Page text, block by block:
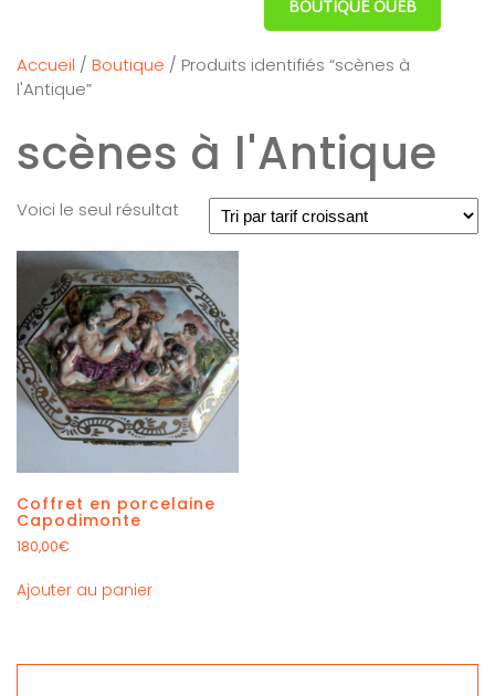
BOUTIQUE OUEB
Accueil / Boutique / Produits identifiés “scènes à
l'Antique”
scènes à l'Antique
Voici le seul résultat
Coffret en porcelaine
Capodimonte
180,00€
Ajouter au panier